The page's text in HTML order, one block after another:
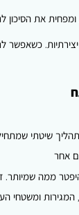
את הסיכון
כשאפשר
שיטתי
ממה שמיותר.
ומשטחי